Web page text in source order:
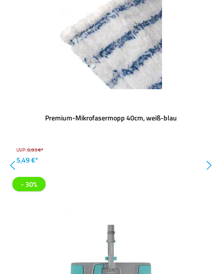
Premium-Mikrofasermopp 40cm, weiß-blau
UVP:6,93 €*
5,49 €*
- 30%